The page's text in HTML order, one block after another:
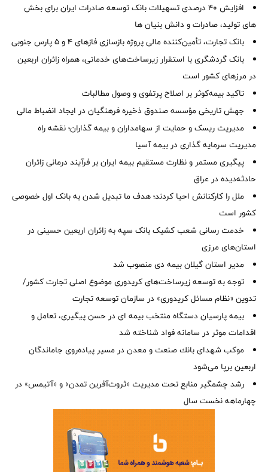
افزایش 40 درصدی تسهیلات بانک توسعه صادرات ایران برای بخش
های تولید، صادرات و دانش بنیان ها
بانک تجارت، تأمین‌کننده مالی پروژه بازسازی فازهای ۴ و ۵ پارس جنوبی
بانک گردشگری با استقرار زیرساخت‌های خدماتی، همراه زائران اربعین
در مرزهای کشور است
تاکید بیمه‌کوثر بر اصلاح پرتفوی و وصول مطالبات ‌
جهش تاریخی مؤسسه صندوق ذخیره فرهنگیان در ایجاد انضباط مالی
مدیریت ریسک و حمایت از سهامداران و بیمه گذاران؛ نقشه راه
مدیریت سرمایه گذاری در بیمه آسیا
پیگیری مستمر و نظارت مستقیم بیمه ایران بر فرآیند درمانی زائران
حادثه‌دیده در عراق
ملل را کارکنانش احیا کردند؛ هدف ما تبدیل شدن به بانک اول خصوصی
کشور است
خدمت رسانی شعب کشیک بانک سپه به زائران اربعین حسینی در
استان‌‌های مرزی
‌مدیر استان گیلان بیمه دی منصوب شد
توجه به توسعه زیرساخت‌های کریدوری موضوع اصلی تجارت کشور/
تدوین «نظام مسائل کریدوری» در سازمان توسعه تجارت
بیمه پارسیان دستگاه منتخب بیمه ای در حسن پیگیری، تعامل و
اقدامات موثر در سامانه فواد شناخته شد
موكب شهدای بانك صنعت و معدن در مسیر پیاده‌روی جاماندگان
اربعین برپا می‌شود
رشد چشمگیر منابع تحت مدیریت «ثروت‌آفرین تمدن» و «آتیمس» در
چهارماهه نخست سال